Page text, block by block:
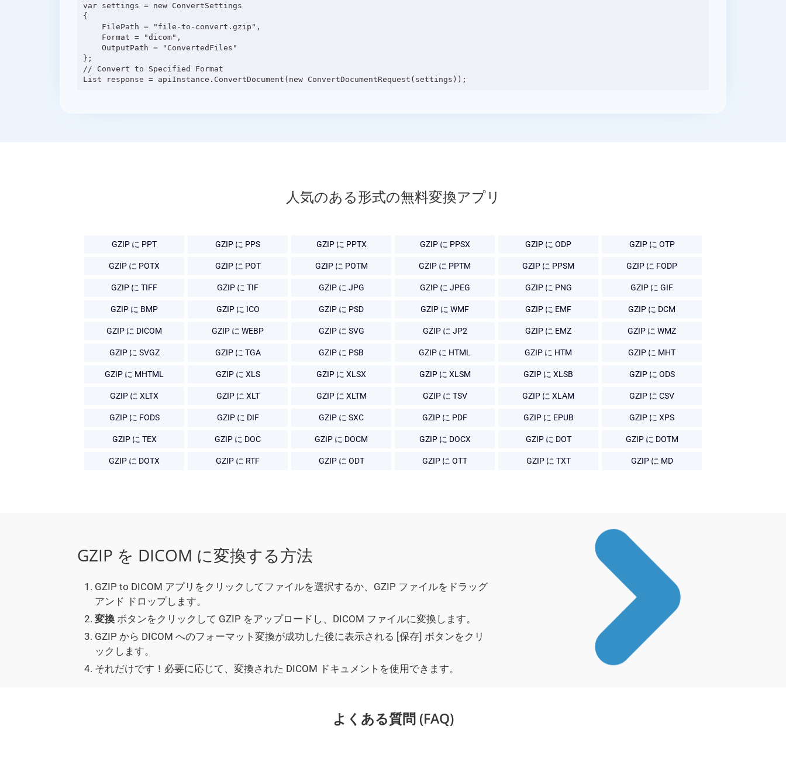
var settings = new ConvertSettings
{
};
// Convert to Specified Format
人気のある形式の無料変換アプリ
GZIP に PPT GZIP に PPS GZIP に PPTX GZIP に PPSX GZIP に ODP GZIP に OTP
GZIP に POTX GZIP に POT GZIP に POTM GZIP に PPTM GZIP に PPSM GZIP に FODP
GZIP に TIFF GZIP に TIF GZIP に JPG GZIP に JPEG GZIP に PNG GZIP に GIF
GZIP に BMP GZIP に ICO GZIP に PSD GZIP に WMF GZIP に EMF GZIP に DCM
GZIP に DICOM GZIP に WEBP GZIP に SVG GZIP に JP2 GZIP に EMZ GZIP に WMZ
GZIP に SVGZ GZIP に TGA GZIP に PSB GZIP に HTML GZIP に HTM GZIP に MHT
GZIP に MHTML GZIP に XLS GZIP に XLSX GZIP に XLSM GZIP に XLSB GZIP に ODS
GZIP に XLTX GZIP に XLT GZIP に XLTM GZIP に TSV GZIP に XLAM GZIP に CSV
GZIP に FODS GZIP に DIF GZIP に SXC GZIP に PDF GZIP に EPUB GZIP に XPS
GZIP に TEX GZIP に DOC GZIP に DOCM GZIP に DOCX GZIP に DOT GZIP に DOTM
GZIP に DOTX GZIP に RTF GZIP に ODT GZIP に OTT GZIP に TXT GZIP に MD
GZIP を DICOM に変換する方法
GZIP to DICOM アプリをクリックしてファイルを選択するか、GZIP ファイルをドラッグ
アンド ドロップします。
変換 ボタンをクリックして GZIP をアップロードし、DICOM ファイルに変換します。
GZIP から DICOM へのフォーマット変換が成功した後に表示される [保存] ボタンをクリ
ックします。
それだけです！必要に応じて、変換された DICOM ドキュメントを使用できます。
よくある質問 (FAQ)